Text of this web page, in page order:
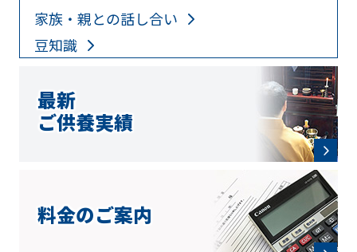
家族・親との話し合い
豆知識
最新
ご供養実績
料金のご案内